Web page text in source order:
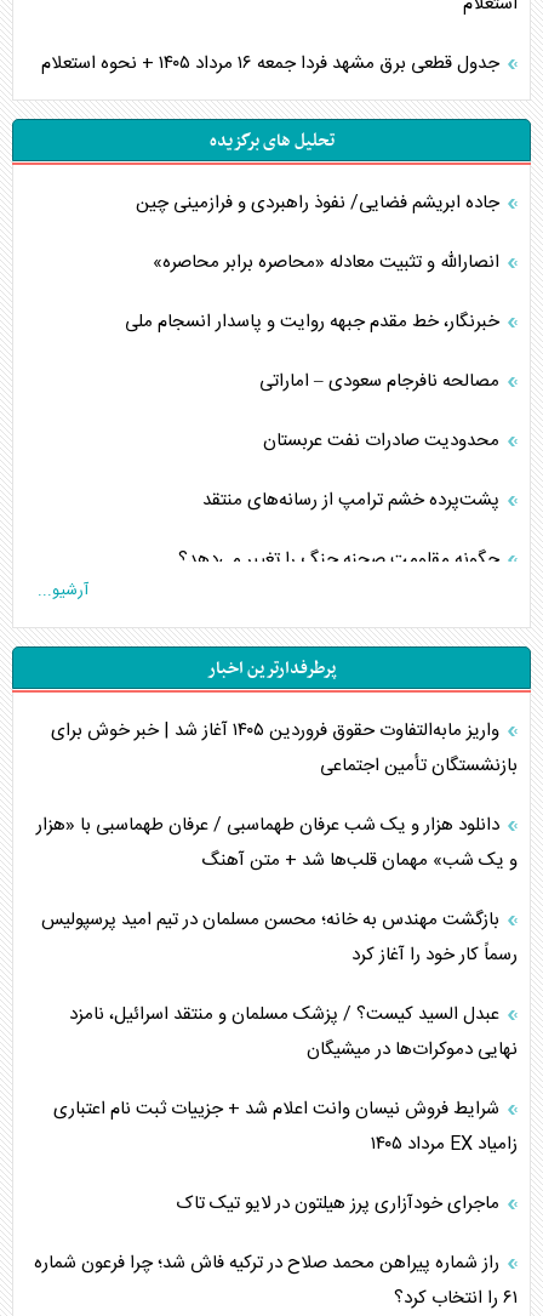
جدول قطعی برق مشهد فردا جمعه ۱۶ مرداد ۱۴۰۵ + نحوه استعلام
تحلیل های برگزیده
جاده ابریشم فضایی/ نفوذ راهبردی و فرازمینی چین
انصارالله و تثبیت معادله «محاصره برابر محاصره»
خبرنگار، خط مقدم جبهه روایت و پاسدار انسجام ملی
مصالحه نافرجام سعودی – اماراتی
محدودیت صادرات نفت عربستان
پشت‌پرده خشم ترامپ از رسانه‌های منتقد
چگونه مقاومت صحنه جنگ را تغییر می‌دهد؟
جنگ رمضان و معضل حضور نظامیان آمریکایی
تحلیل جامع پدیده تراستی‌ها
تأثیر جنگ ایران و آمریکا بر اقتصاد جهانی
اربعین، کابوس مشترک تل‌آویو-واشنگتن
برنامه هفتم توسعه در نقطه کور سیاستگذاری
اوکراین بازوی مخرب آمریکا در غرب آسیا
اهمیت راهبردی اردن برای آمریکا
پیام، ظرفیت بالفعل‌نشده تجارت ایران
همسویی عربستان با سنتکام علیه متحدان ایران
ترامپ و توهم خلع سلاح حماس
آرشیو...
پرطرفدارترین اخبار
واریز مابه‌التفاوت حقوق فروردین ۱۴۰۵ آغاز شد | خبر خوش برای
بازنشستگان تأمین اجتماعی
دانلود هزار و یک شب عرفان طهماسبی / عرفان طهماسبی با «هزار
و یک شب» مهمان قلب‌ها شد + متن آهنگ
بازگشت مهندس به خانه؛ محسن مسلمان در تیم امید پرسپولیس
رسماً کار خود را آغاز کرد
عبدل السید کیست؟ / پزشک مسلمان و منتقد اسرائیل، نامزد
نهایی دموکرات‌ها در میشیگان
شرایط فروش نیسان وانت اعلام شد + جزییات ثبت نام اعتباری
زامیاد EX مرداد ۱۴۰۵
ماجرای خودآزاری پرز هیلتون در لایو تیک تاک
راز شماره پیراهن محمد صلاح در ترکیه فاش شد؛ چرا فرعون شماره
۶۱ را انتخاب کرد؟